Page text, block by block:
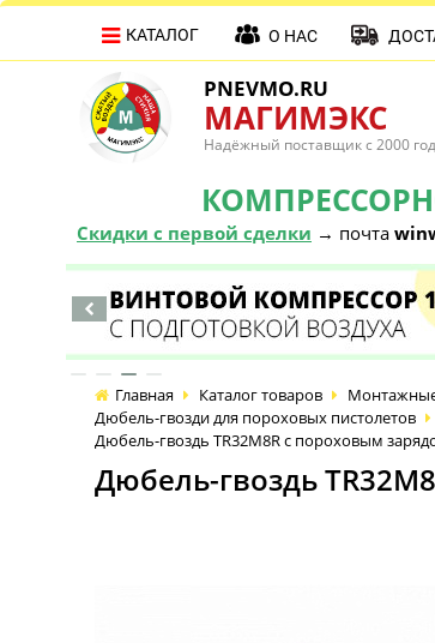
PNEVMO.RU
МАГИМЭКС
Надёжный поставщик с 2000
Скидки с первой сделки → почта
КАТАЛОГ О НАС
Главная Каталог товаров
Монтажные
Дюбель-гвозди для пороховых пистолетов
Дюбель-гвоздь TR32M8R с пороховым
Дюбель-гвоздь